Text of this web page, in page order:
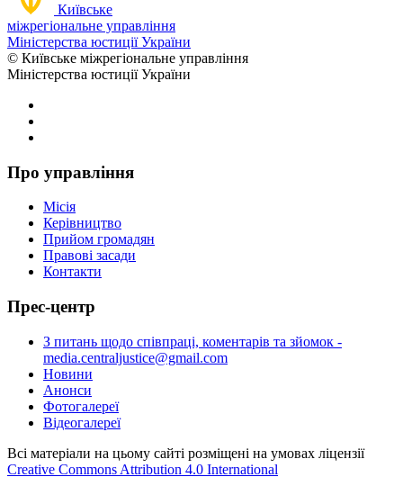
Київське
міжрегіональне управління
Міністерства юстиції України
© Київське міжрегіональне управління
Міністерства юстиції України
Про управління
Місія
Керівництво
Прийом громадян
Правові засади
Контакти
Прес-центр
З питань щодо співпраці, коментарів та зйомок -
media.centraljustice@gmail.com
Новини
Анонси
Фотогалереї
Відеогалереї
Всі матеріали на цьому сайті розміщені на умовах ліцензії
Creative Commons Attribution 4.0 International